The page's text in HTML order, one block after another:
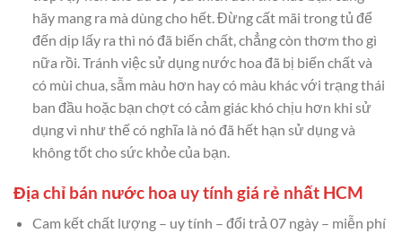
hãy mang ra mà dùng cho hết. Đừng cất mãi trong tủ để
đến dịp lấy ra thì nó đã biến chất, chẳng còn thơm tho gì
nữa rồi. Tránh việc sử dụng nước hoa đã bị biến chất và
có mùi chua, sẫm màu hơn hay có màu khác với trạng thái
ban đầu hoặc bạn chợt có cảm giác khó chịu hơn khi sử
dụng vì như thế có nghĩa là nó đã hết hạn sử dụng và
không tốt cho sức khỏe của bạn.
Địa chỉ bán nước hoa uy tính giá rẻ nhất HCM
Cam kết chất lượng – uy tính – đổi trả 07 ngày – miễn phí